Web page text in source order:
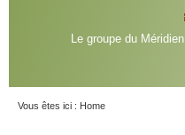
Le groupe du Méridien
Vous êtes ici : Home